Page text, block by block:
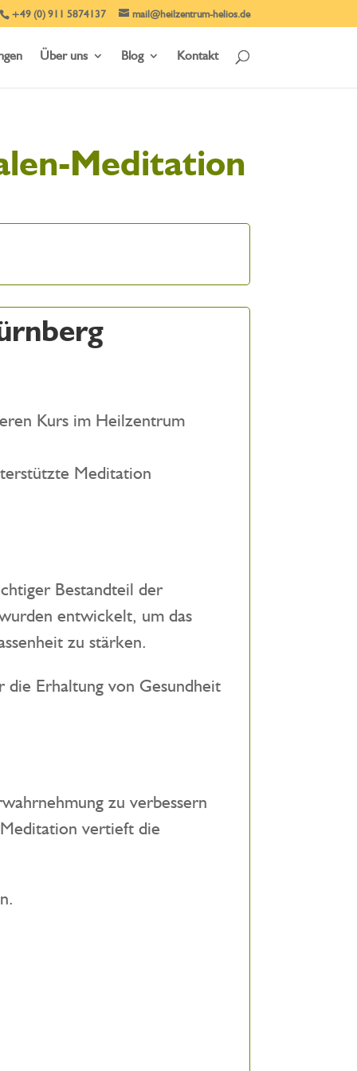
+49 (0) 911 5874137 mail@heilzentrum-helios.de
Über uns Blog Kontakt
Meditation
Kurs im Heilzentrum
Meditation
Bestandteil der
entwickelt, um das
zu stärken.
die Erhaltung von Gesundheit
zu verbessern
vertieft die